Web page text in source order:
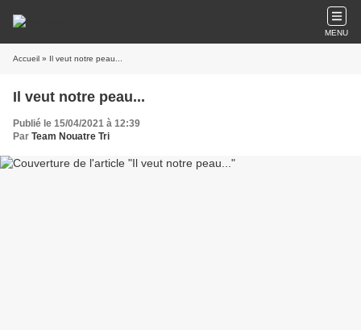
MENU
Accueil » Il veut notre peau...
Il veut notre peau...
Publié le 15/04/2021 à 12:39
Par Team Nouatre Tri